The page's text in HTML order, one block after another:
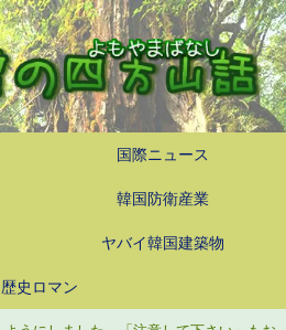
国際ニュース
韓国防衛産業
ヤバイ韓国建築物
歴史ロマン